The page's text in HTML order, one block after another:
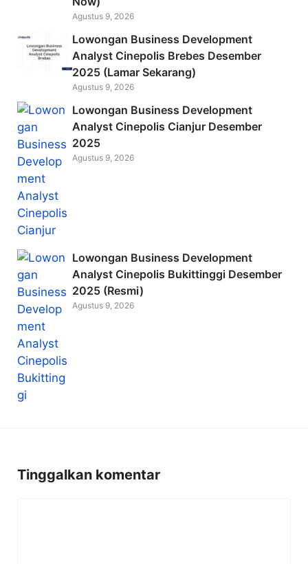
Agustus 9, 2026
Lowongan Business Development
Analyst Cinepolis Brebes Desember
2025 (Lamar Sekarang)
Agustus 9, 2026
Lowongan Business Development
Analyst Cinepolis Cianjur Desember
2025
Agustus 9, 2026
Lowongan Business Development
Analyst Cinepolis Bukittinggi Desember
2025 (Resmi)
Agustus 9, 2026
Tinggalkan komentar